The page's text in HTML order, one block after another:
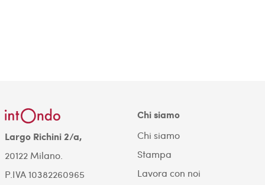
Largo Richini 2/a,
20122 Milano.
P.IVA 10382260965
Chi siamo
Chi siamo
Stampa
Lavora con noi